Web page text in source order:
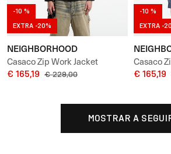
-10 %
EXTRA -20%
NEIGHBORHOOD
Casaco Zip Work Jacket
€ 165,19 € 229,00
-10 %
EXTRA -
Casaco
€ 165,19
MOSTRAR A